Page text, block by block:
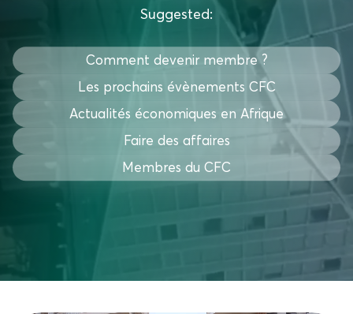
Suggested:
Comment devenir membre ?
Les prochains évènements CFC
Actualités économiques en Afrique
Faire des affaires
Membres du CFC